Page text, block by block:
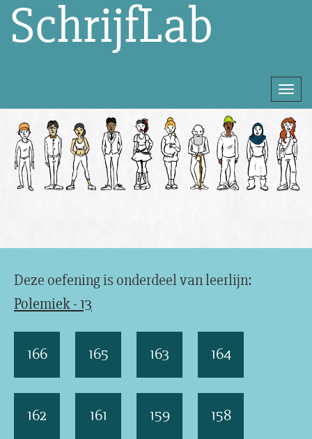
SchrijfLab
Direct
naar
inhoud
Deze oefening is onderdeel van leerlijn:
Polemiek - 13
166 165 163 164
162 161 159 158